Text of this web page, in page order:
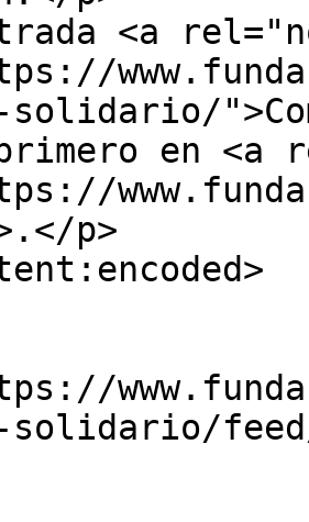
<a
solidario/
en <a
p>
solidario/feed/